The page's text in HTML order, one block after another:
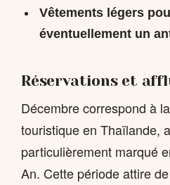
Vêtements légers
éventuellement un
Réservations et
Décembre correspond à
touristique en Thaïlande,
particulièrement marqué
An. Cette période attire